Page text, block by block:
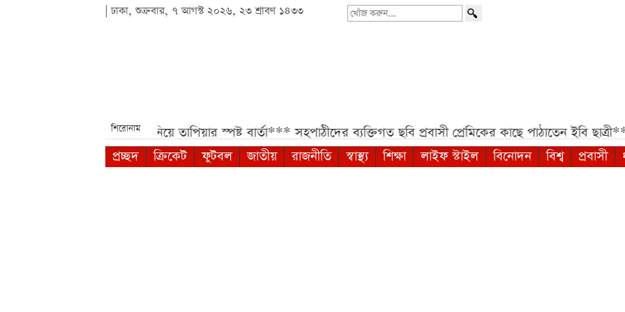
| ঢাকা, শুক্রবার, ৭ আগস্ট ২০২৬, ২৩ শ্রাবণ ১৪৩৩
খোঁজ
শিরোনাম
মেসির ভবিষ্যৎ নিয়ে তাপিয়ার স্পষ্ট বার্তা*** সহপাঠীদের ব্যক্তিগত ছবি প্রবাসী প্রেমিকের কাছে পাঠাতেন ইবি ছাত্রী***
প্রচ্ছদ
ক্রিকেট ফুটবল জাতীয় রাজনীতি স্বাস্থ্য শিক্ষা লাইফ স্টাইল বিনোদন বিশ্ব প্রবাসী